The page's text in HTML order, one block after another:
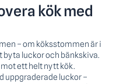
kök med
– om köksstommen är i
luckor och bänkskiva.
ett helt nytt kök.
uppgraderade luckor –